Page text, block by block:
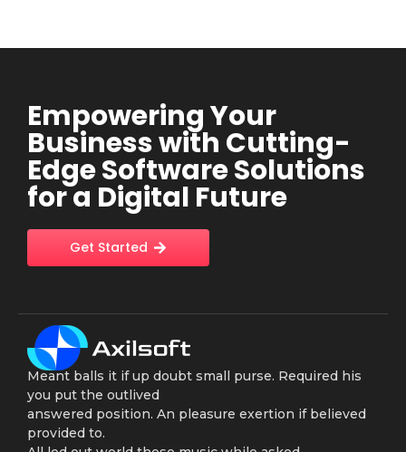
Empowering Your
Business with Cutting-
Edge Software Solutions
for a Digital Future
Get Started
Meant balls it if up doubt small purse. Required his
you put the outlived
answered position. An pleasure exertion if believed
provided to.